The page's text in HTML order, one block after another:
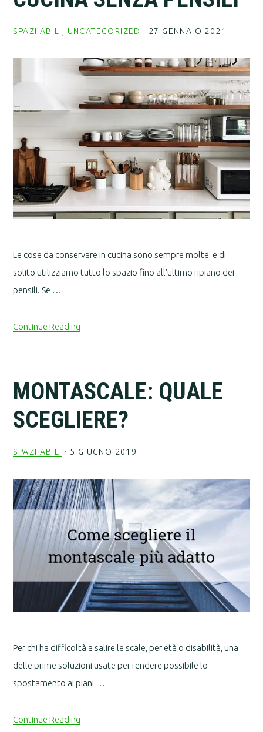
SPAZI ABILI UNCATEGORIZED · 27 GENNAIO 2021
Le cose da conservare in cucina sono sempre molte e di
solito utilizziamo tutto lo spazio fino all'ultimo ripiano dei
pensili. Se …
Continue Reading
MONTASCALE: QUALE
SCEGLIERE?
SPAZI ABILI · 5 GIUGNO 2019
Per chi ha difficoltà a salire le scale, per età o disabilità, una
delle prime soluzioni usate per rendere possibile lo
spostamento ai piani …
Continue Reading